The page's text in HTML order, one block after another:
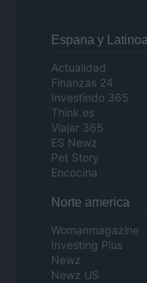
Espana y
Actualidad
Finanzas 24
Investindo 365
Think.es
Viajar 365
ES Newz
Pet Story
Encocina
Norte america
Womanmagazine
Investing Plus
Newz
Newz US